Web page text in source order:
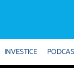
INVESTICE